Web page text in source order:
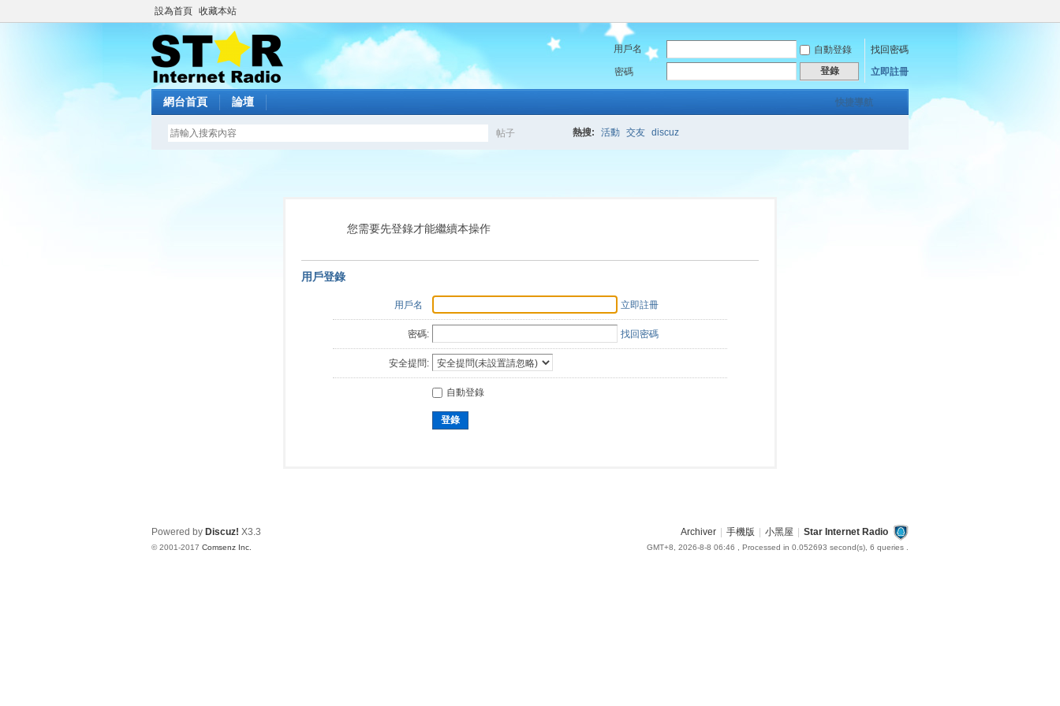
設為首頁 收藏本站
用戶名 自動登錄
找回密碼
密碼
登錄 立即註冊
快捷導航
網台首頁 論壇
帖子 熱搜: 活動 交友 discuz
您需要先登錄才能繼續本操作
用戶登錄
用戶名 立即註冊
密碼: 找回密碼
安全提問:
自動登錄
登錄
Archiver 手機版 小黑屋 Star Internet Radio
GMT+8, 2026-8-8 06:46 , Processed in 0.052693 second(s), 6 queries .
Powered by Discuz! X3.3
© 2001-2017 Comsenz Inc.